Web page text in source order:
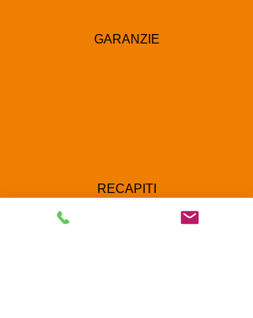
GARANZIE
RECAPITI